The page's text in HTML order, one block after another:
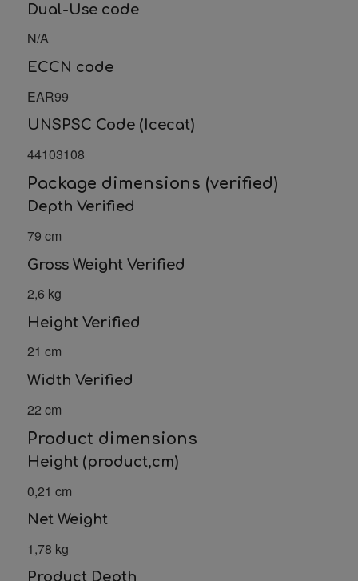
Dual-Use code
N/A
ECCN code
EAR99
UNSPSC Code (Icecat)
44103108
Package dimensions (verified)
Depth Verified
79 cm
Gross Weight Verified
2,6 kg
Height Verified
21 cm
Width Verified
22 cm
Product dimensions
Height (product,cm)
0,21 cm
Net Weight
1,78 kg
Product Depth